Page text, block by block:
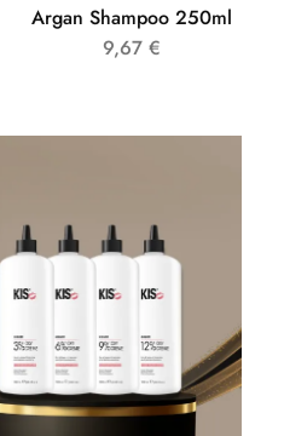
Argan Shampoo 250ml
9,67€